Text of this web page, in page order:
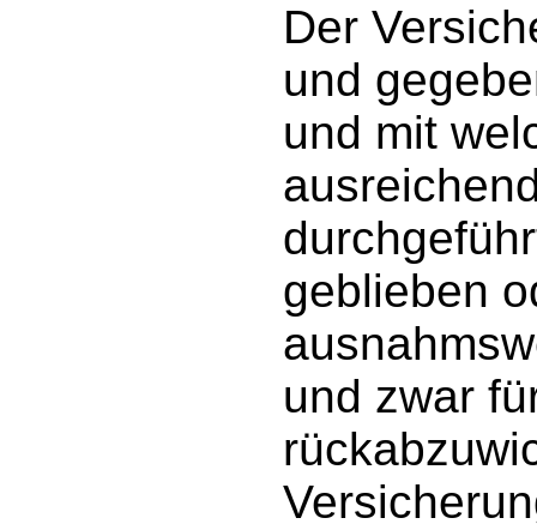
Der
und
und mit
geblieben
und zwar